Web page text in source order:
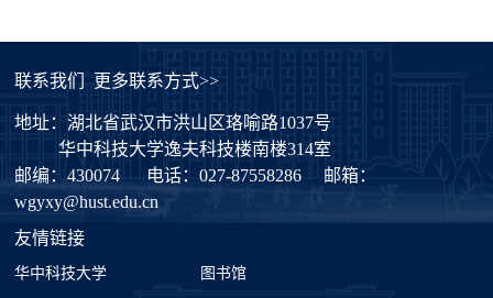
联系我们 更多联系方式>>
地址：湖北省武汉市洪山区珞喻路1037号
华中科技大学逸夫科技楼南楼314室
邮编：430074
电话：027-87558286
邮箱：
wgyxy@hust.edu.cn
友情链接
华中科技大学 图书馆